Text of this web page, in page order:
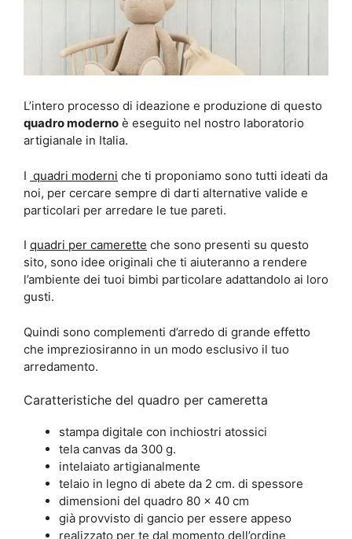
L’intero processo di ideazione e produzione di questo
quadro moderno è eseguito nel nostro laboratorio
artigianale in Italia.
I quadri moderni che ti proponiamo sono tutti ideati da
noi, per cercare sempre di darti alternative valide e
particolari per arredare le tue pareti.
I quadri per camerette che sono presenti su questo
sito, sono idee originali che ti aiuteranno a rendere
l’ambiente dei tuoi bimbi particolare adattandolo ai loro
gusti.
Quindi sono complementi d’arredo di grande effetto
che impreziosiranno in un modo esclusivo il tuo
arredamento.
Caratteristiche del quadro per cameretta
stampa digitale con inchiostri atossici
tela canvas da 300 g.
intelaiato artigianalmente
telaio in legno di abete da 2 cm. di spessore
dimensioni del quadro 80 x 40 cm
già provvisto di gancio per essere appeso
realizzato per te dal momento dell’ordine